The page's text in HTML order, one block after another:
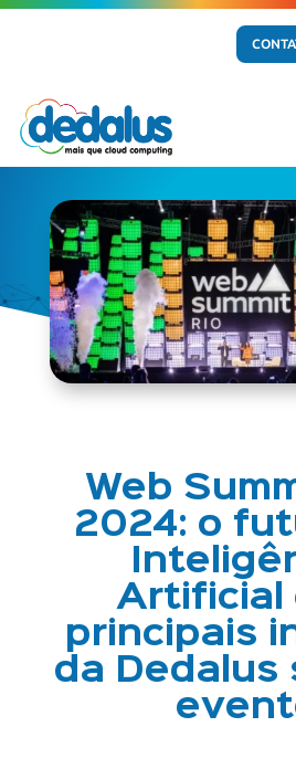
Web
2024: o
Artificial
principais
da Dedalus